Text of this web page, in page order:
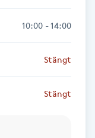
10:00 - 14:00
Stängt
Stängt